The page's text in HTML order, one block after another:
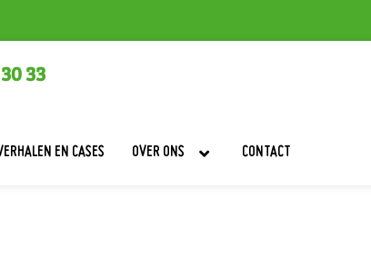
33
EN CASES OVER ONS CONTACT